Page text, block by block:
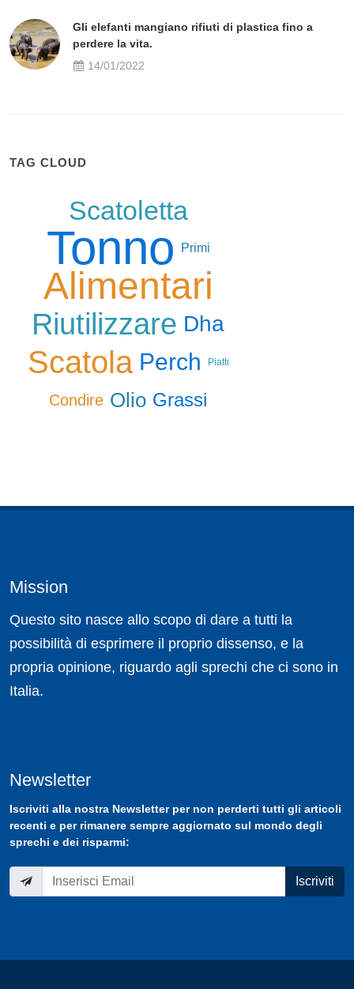
Gli elefanti mangiano rifiuti di plastica fino a
perdere la vita.
14/01/2022
TAG CLOUD
Scatoletta
Tonno Primi
Alimentari
Riutilizzare Dha
Scatola Perch Piatti
Condire Olio Grassi
Mission
Questo sito nasce allo scopo di dare a tutti la
possibilità di esprimere il proprio dissenso, e la
propria opinione, riguardo agli sprechi che ci sono in
Italia.
Newsletter
Iscriviti alla nostra Newsletterper non perderti tutti gli articoli
recenti e per rimanere sempre aggiornato sul mondo degli
sprechi e dei risparmi:
Iscriviti